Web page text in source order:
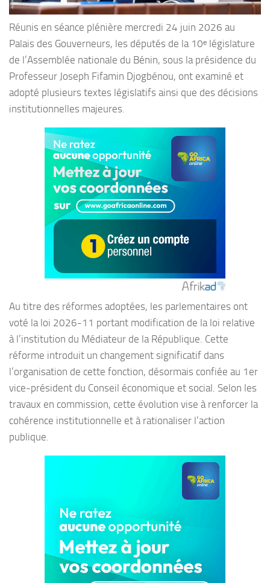
Réunis en séance plénière mercredi 24 juin 2026 au
Palais des Gouverneurs, les députés de la 10ᵉ législature
de l’Assemblée nationale du Bénin, sous la présidence du
Professeur Joseph Fifamin Djogbénou, ont examiné et
adopté plusieurs textes législatifs ainsi que des décisions
institutionnelles majeures.
Au titre des réformes adoptées, les parlementaires ont
voté la loi 2026-11 portant modification de la loi relative
à l’institution du Médiateur de la République. Cette
réforme introduit un changement significatif dans
l’organisation de cette fonction, désormais confiée au 1er
vice-président du Conseil économique et social. Selon les
travaux en commission, cette évolution vise à renforcer la
cohérence institutionnelle et à rationaliser l’action
publique.